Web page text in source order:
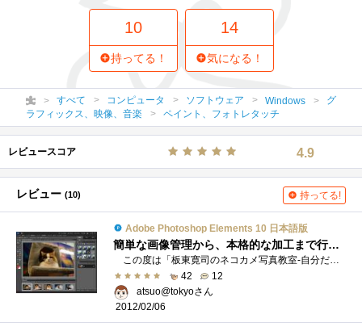
10
持ってる！
14
気になる！
すべて コンピュータ ソフトウェア Windows
グ
ラフィックス、映像、音楽
ペイント、フォトレタッチ
レビュースコア 4.9
レビュー (10) 持ってる!
Adobe Photoshop Elements 10 日本語版
簡単な画像管理から、本格的な加工まで行える初心者にも優しい画像編集ソフト ※TWAIN対応スキャナ機器からの入力追記
この度は「板東寛司のネコカメ写真教室-自分だけの写真集制作編」に選出いただきありがとうございます。 こちらでは、AdobePhotoshopElements10の�...
42
12
atsuo@tokyoさん
2012/02/06